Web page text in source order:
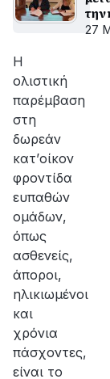
την
27
Η
ολιστική
παρέμβαση
στη
δωρεάν
κατ’οίκον
φροντίδα
ευπαθών
ομάδων,
όπως
ασθενείς,
άποροι,
ηλικιωμένοι
και
χρόνια
πάσχοντες,
είναι το